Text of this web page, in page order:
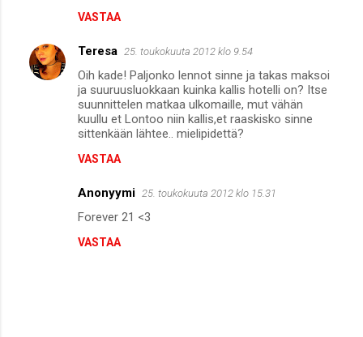
t
i
VASTAA
Teresa 25. toukokuuta 2012 klo 9.54
Oih kade! Paljonko lennot sinne ja takas maksoi
ja suuruusluokkaan kuinka kallis hotelli on? Itse
suunnittelen matkaa ulkomaille, mut vähän
kuullu et Lontoo niin kallis,et raaskisko sinne
sittenkään lähtee.. mielipidettä?
VASTAA
Anonyymi 25. toukokuuta 2012 klo 15.31
Forever 21 <3
VASTAA